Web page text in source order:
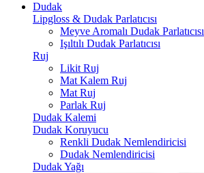
Dudak
Lipgloss & Dudak Parlatıcısı
Meyve Aromalı Dudak Parlatıcısı
Işıltılı Dudak Parlatıcısı
Ruj
Likit Ruj
Mat Kalem Ruj
Mat Ruj
Parlak Ruj
Dudak Kalemi
Dudak Koruyucu
Renkli Dudak Nemlendiricisi
Dudak Nemlendiricisi
Dudak Yağı